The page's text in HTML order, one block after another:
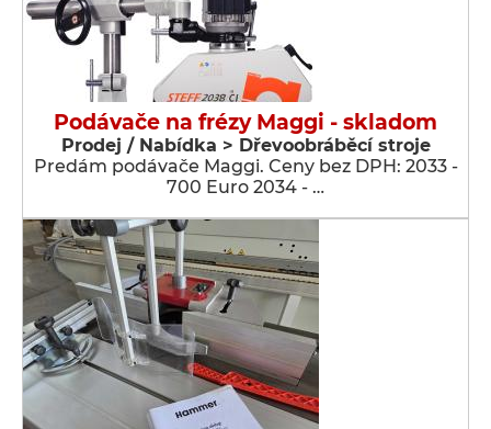
Podávače na frézy Maggi - skladom
Prodej / Nabídka > Dřevoobráběcí stroje
Predám podávače Maggi. Ceny bez DPH: 2033 -
700 Euro 2034 - …